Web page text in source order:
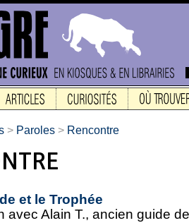
> Paroles > Rencontre
et le Trophée
avec Alain T., ancien guide